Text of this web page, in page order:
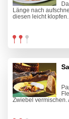
Länge nach
diesen leicht
Zwiebel vermischen.